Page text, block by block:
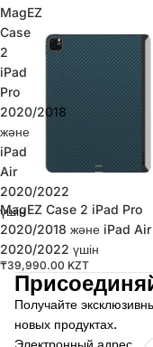
MagEZ
Case
2
iPad
Pro
2020/2018
және
iPad
Air
2020/2022
үшін
MagEZ Case 2 iPad Pro
2020/2018 және iPad Air
2020/2022 үшін
₸39,990.00 KZT
Получайте
новых продуктах.
Электронный адрес